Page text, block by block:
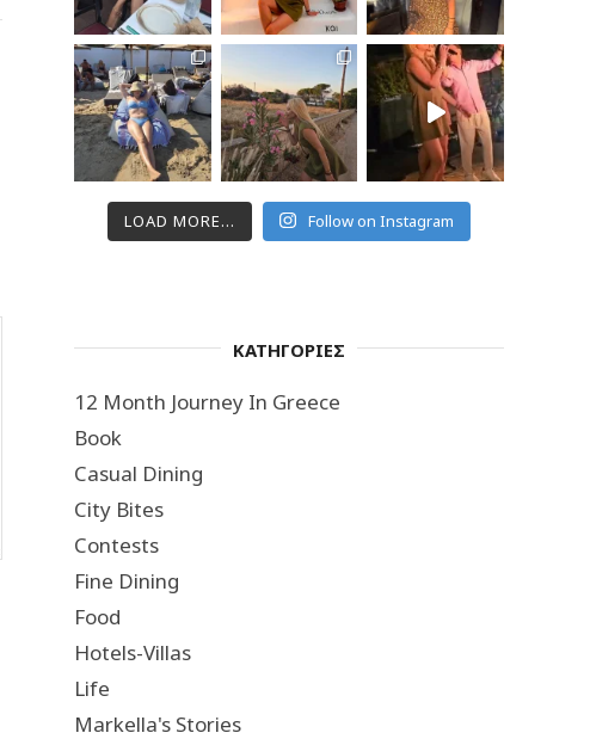
LOAD MORE... Follow on Instagram
ΚΑΤΗΓΟΡΙΕΣ
12 Month Journey In Greece
Book
Casual Dining
City Bites
Contests
Fine Dining
Food
Hotels-Villas
Life
Markella's Stories